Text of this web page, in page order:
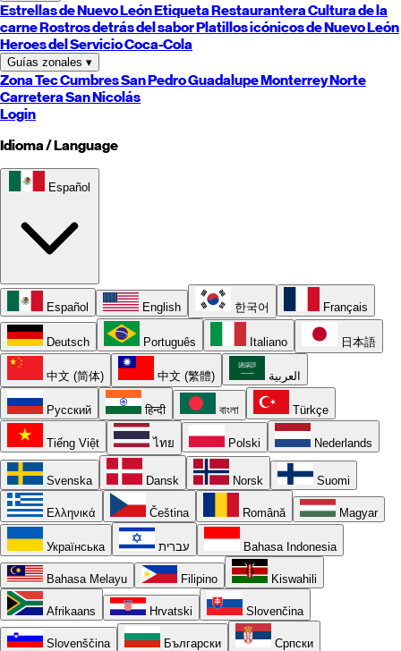
Estrellas deNuevo LeónEtiqueta RestauranteraCultura de la
carneRostros detrás del saborPlatillos icónicos deNuevo León
Heroes del Servicio Coca-Cola
Guías zonales ▾
Zona TecCumbresSan PedroGuadalupeMonterreyNorte
CarreteraSan Nicolás
Login
Idioma / Language
Español
Español English 한국어 Français
Deutsch Português Italiano 日本語
中文 (简体) 中文 (繁體) العربية
Русский हिन्दी বাংলা Türkçe
Tiếng Việt ไทย Polski Nederlands
Svenska Dansk Norsk Suomi
Ελληνικά Čeština Română Magyar
Українська עברית Bahasa Indonesia
Bahasa Melayu Filipino Kiswahili
Afrikaans Hrvatski Slovenčina
Slovenščina Български Српски